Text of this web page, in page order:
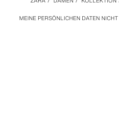
MEINE PERSÖNLICHEN DATEN